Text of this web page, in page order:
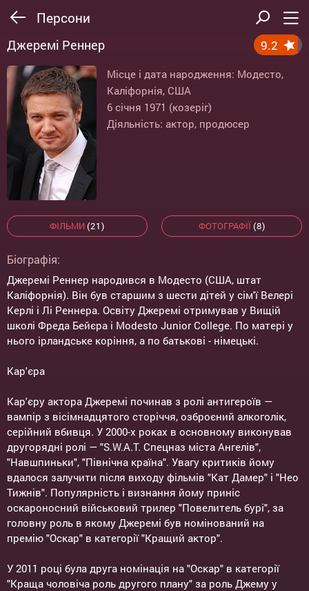
Персони
Джеремі Реннер 9.2
Місце і дата народження: Модесто,
Каліфорнія, США
6 січня 1971 (козеріг)
Діяльність: актор, продюсер
ФІЛЬМИ (21) ФОТОГРАФІЇ(8)
Біографія:
Джеремі Реннер народився в Модесто (США, штат
Каліфорнія). Він був старшим з шести дітей у сім'ї Велері
Керлі і Лі Реннера. Освіту Джеремі отримував у Вищій
школі Фреда Бейєра і Modesto Junior College. По матері у
нього ірландське коріння, а по батькові - німецькі.
Кар'єра
Кар'єру актора Джеремі починав з ролі антигероїв —
вампір з вісімнадцятого сторіччя, озброєний алкоголік,
серійний вбивця. У 2000-х роках в основному виконував
другорядні ролі — "S.W.A.T. Спецназ міста Ангелів",
"Навшпиньки", "Північна країна". Увагу критиків йому
вдалося залучити після виходу фільмів "Кат Дамер" і "Нео
Тижнів". Популярність і визнання йому приніс
оскароносний військовий трилер "Повелитель бурі", за
головну роль в якому Джеремі був номінований на
премію "Оскар" в категорії "Кращий актор".
У 2011 році була друга номінація на "Оскар" в категорії
"Краща чоловіча роль другого плану" за роль Джему у